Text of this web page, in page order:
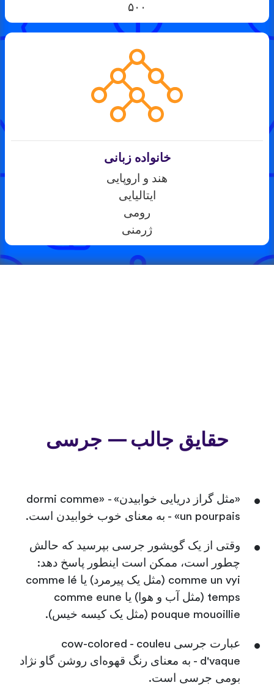
خانواده زبانی
هند و اروپایی
ایتالیایی
حقایق جالب — جرسی
«مثل گراز دریایی خوابیدن» - «dormi comme
un pourpais» - به معنای خوب خوابیدن است.
وقتی از یک گویشور جرسی بپرسید که حالش
چطور است، ممکن است این‍طور پاسخ دهد:
comme un vyi (مثل یک پیرمرد) یا comme lé
temps (مثل آب و هوا) یا comme eune
pouque mouoillie (مثل یک کیسه خیس).
عبارت جرسی cow-colored - couleu
d'vaque - به معنای رنگ قهوه‌ای روشن گاو نژاد
بومی جرسی است.